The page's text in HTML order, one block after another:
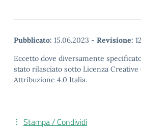
Pubblicato: 15.06.2023 - Revisione:
Eccetto dove diversamente
stato rilasciato sotto Licenza Creative
Attribuzione 4.0 Italia.
Stampa / Condividi